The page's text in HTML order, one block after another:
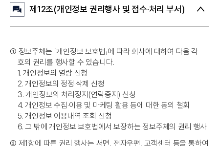
제12조(개인정보 권리행사 및 접수·처리 부서)
➀ 정보주체는 「개인정보 보호법」에 따라 회사에 대하여 다음 각
호의 권리를 행사할 수 있습니다.
1. 개인정보의 열람 신청
2. 개인정보의 정정·삭제 신청
3. 개인정보의 처리정지(연락중지) 신청
4. 개인정보 수집·이용 및 마케팅 활용 등에 대한 동의 철회
5. 개인정보 이용내역 조회 신청
6. 그 밖에 개인정보 보호법에서 보장하는 정보주체의 권리 행사
② 제1항에 따른 권리 행사는 서면, 전자우편, 고객센터 등을 통하여